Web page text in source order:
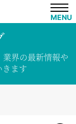
MENU
業界の最新情報や
きます